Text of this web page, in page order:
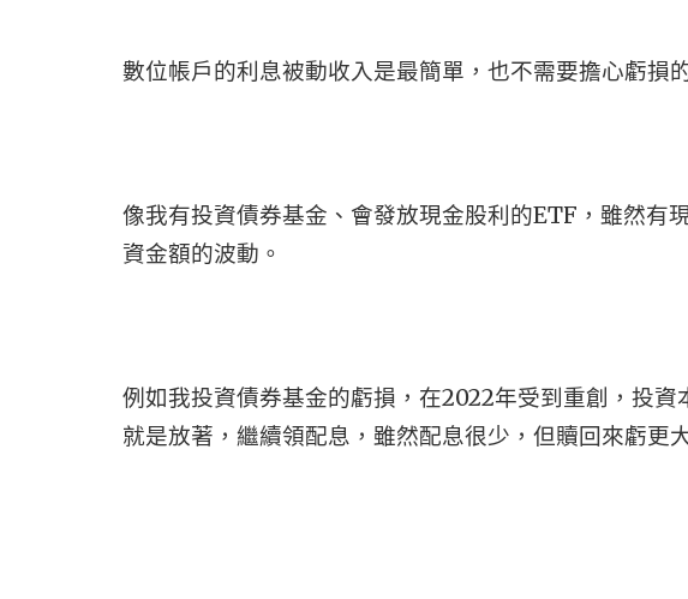
數位帳戶的利息被動收入是最簡單，也不需要擔心虧損
像我有投資債券基金、會發放現金股利的ETF，雖然有
資金額的波動。
例如我投資債券基金的虧損，在2022年受到重創，投
就是放著，繼續領配息，雖然配息很少，但贖回來虧更